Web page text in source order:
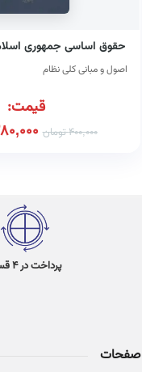
حقوق اساسی جمهوری
اصول و مبانی کلی نظام
قیمت:
400,000تومان
پرداخت در 4 قسط
صفحات